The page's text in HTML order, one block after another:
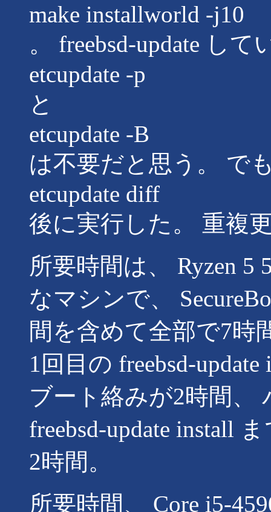
make installworld -j10
。 freebsd-update して
etcupdate -p
と
etcupdate -B
は不要だと思う。 で
etcupdate diff
後に実行した。 重複
所要時間は、 Ryzen 5
なマシンで、
間を含めて全部で7時
1回目の freebsd-
ブート絡みが2時間、
freebsd-update install
2時間。
所要時間、 Core i5-